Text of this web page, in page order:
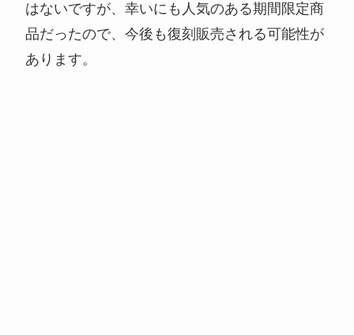
はないですが、幸いにも人気のある期間限定商
品だったので、今後も復刻販売される可能性が
あります。